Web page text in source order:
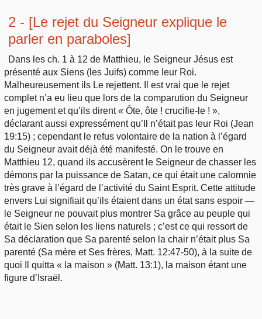
2 - [Le rejet du Seigneur explique le
parler en paraboles]
Dans les ch. 1 à 12 de Matthieu, le Seigneur Jésus est
présenté aux Siens (les Juifs) comme leur Roi.
Malheureusement ils Le rejettent. Il est vrai que le rejet
complet n’a eu lieu que lors de la comparution du Seigneur
en jugement et qu’ils dirent « Ôte, ôte ! crucifie-le ! »,
déclarant aussi expressément qu’Il n’était pas leur Roi (Jean
19:15) ; cependant le refus volontaire de la nation à l’égard
du Seigneur avait déjà été manifesté. On le trouve en
Matthieu 12, quand ils accusèrent le Seigneur de chasser les
démons par la puissance de Satan, ce qui était une calomnie
très grave à l’égard de l’activité du Saint Esprit. Cette attitude
envers Lui signifiait qu’ils étaient dans un état sans espoir —
le Seigneur ne pouvait plus montrer Sa grâce au peuple qui
était le Sien selon les liens naturels ; c’est ce qui ressort de
Sa déclaration que Sa parenté selon la chair n’était plus Sa
parenté (Sa mère et Ses frères, Matt. 12:47-50), à la suite de
quoi Il quitta « la maison » (Matt. 13:1), la maison étant une
figure d’Israël.